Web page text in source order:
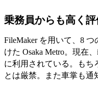
乗務員からも高く
FileMaker を用いて、8
けた Osaka Metro。現在
に利用されている。もち
とは厳禁。また車掌も通